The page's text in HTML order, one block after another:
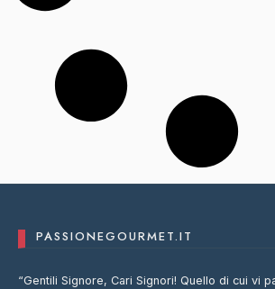
PASSIONEGOURMET.IT
“Gentili Signore, Cari Signori! Quello di cui vi